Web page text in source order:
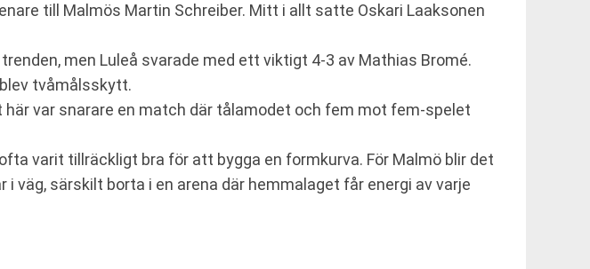
till Malmös Martin Schreiber. Mitt i allt satte Oskari Laaksonen
men Luleå svarade med ett viktigt 4-3 av Mathias Bromé.
tvåmålsskytt.
här var snarare en match där tålamodet och fem mot fem-spelet
varit tillräckligt bra för att bygga en formkurva. För Malmö blir det
särskilt borta i en arena där hemmalaget får energi av varje